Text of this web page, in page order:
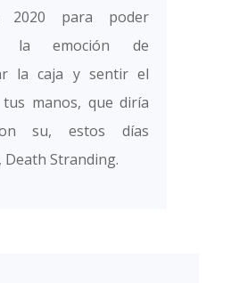
2020 para poder
la emoción de
la caja y sentir el
manos, que diría
su, estos días
Stranding.